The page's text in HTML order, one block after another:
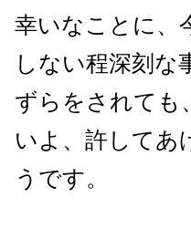
幸いなことに、
しない程深刻な
ずらをされても
いよ、許してあ
うです。